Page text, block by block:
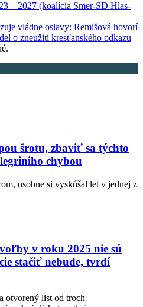
– 2027 (koalícia Smer-SD Hlas-
vládne oslavy: Remišová hovorí
o zneužití kresťanského odkazu
šrotu, zbaviť sa týchto
chybou
osobne si vyskúšal let v jednej z
v roku 2025 nie sú
stačiť nebude, tvrdí
otvorený list od troch